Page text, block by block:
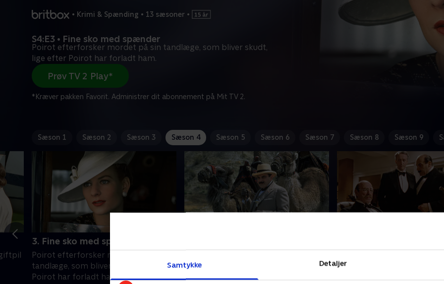
Samtykke Detaljer
• Krimi & Spænding • 13 sæsoner •
S4:E3 • Fine sko med spænder
Poirot efterforsker mordet på sin tandlæge, som bliver skudt,
lige efter Poirot har forladt ham.
Prøv TV 2 Play*
*Kræver pakken Favorit. Administrer dit abonnement på Mit TV 2.
Sæson 1 Sæson 2 Sæson 3 Sæson 4 Sæson 5 Sæson 6 Sæson 7 Sæson 8 Sæson 9
3. Fine sko med spænder
Poirot efterforsker mordet på sin
tandlæge, som bliver skudt, lige efter
Poirot har forladt ham.
kongegrav
Arkæologen John Willard finder en
tjene penge på 2.